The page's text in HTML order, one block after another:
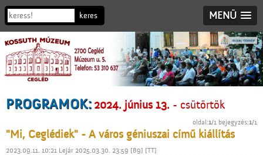
MENÜ
PROGRAMOK:2024. június 13. - csütörtök
oldal:1/1 bejegyzés:1/1
"Mi, Ceglédiek" - A város géniuszai című kiállítás
2023.09.11. 10:21 Lejár 2025.03.30. 23:59 [89] [TT]